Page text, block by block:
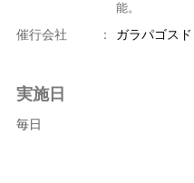
能。
催行会社 ： ガラパゴス
実施日
毎日